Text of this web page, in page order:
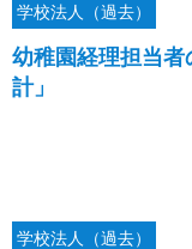
学校法人（過去）
幼稚園経理担当
計」
学校法人（過去）